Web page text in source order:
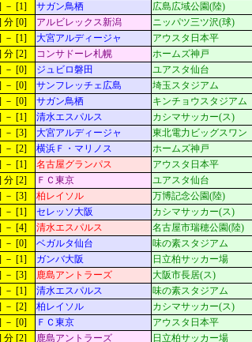
－ [1] サガン鳥栖 広島広域公園(陸)
分 [0] アルビレックス新潟 ニッパツ三ツ沢(球)
－ [1] 大宮アルディージャ アウスタ日本平
分 [2] コンサドーレ札幌 ホームズ神戸
－ [0] ジュビロ磐田 ユアスタ仙台
－ [0] サンフレッチェ広島 埼玉スタジアム
－ [0] サガン鳥栖 キンチョウスタジアム
－ [1] 清水エスパルス カシマサッカー(ス)
－ [3] 大宮アルディージャ 東北電力ビッグスワン
－ [2] 横浜Ｆ・マリノス ホームズ神戸
－ [1] 名古屋グランパス アウスタ日本平
分 [2] ＦＣ東京 ユアスタ仙台
－ [3] 柏レイソル 万博記念公園(陸)
－ [1] セレッソ大阪 カシマサッカー(ス)
－ [4] 清水エスパルス 名古屋市瑞穂公園(陸)
－ [0] ベガルタ仙台 味の素スタジアム
－ [1] ガンバ大阪 日立柏サッカー場
－ [3] 鹿島アントラーズ 大阪市長居(ス)
－ [1] 清水エスパルス 味の素スタジアム
－ [2] 柏レイソル カシマサッカー(ス)
－ [0] ＦＣ東京 アウスタ日本平
分 [2] 鹿島アントラーズ 日立柏サッカー場